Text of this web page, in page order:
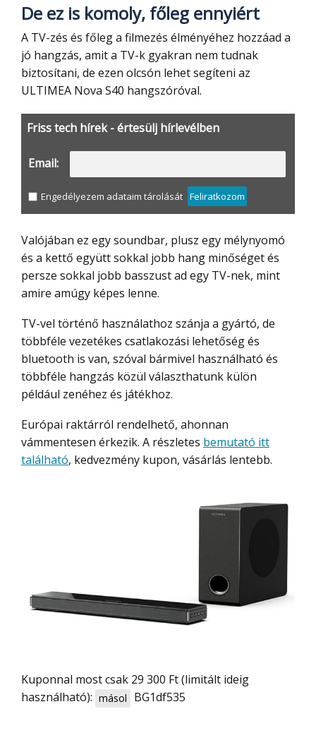
De ez is komoly, főleg ennyiért
A TV-zés és főleg a filmezés élményéhez hozzáad a
jó hangzás, amit a TV-k gyakran nem tudnak
biztosítani, de ezen olcsón lehet segíteni az
ULTIMEA Nova S40 hangszóróval.
Friss tech hírek - értesülj hírlevélben
Email:
Engedélyezem adataim tárolását Feliratkozom
Valójában ez egy soundbar, plusz egy mélynyomó
és a kettő együtt sokkal jobb hang minőséget és
persze sokkal jobb basszust ad egy TV-nek, mint
amire amúgy képes lenne.
TV-vel történő használathoz szánja a gyártó, de
többféle vezetékes csatlakozási lehetőség és
bluetooth is van, szóval bármivel használható és
többféle hangzás közül választhatunk külön
például zenéhez és játékhoz.
Európai raktárról rendelhető, ahonnan
vámmentesen érkezik. A részletes bemutató itt
található, kedvezmény kupon, vásárlás lentebb.
Kuponnal most csak 29 300 Ft (limitált ideig
használható): másol BG1df535